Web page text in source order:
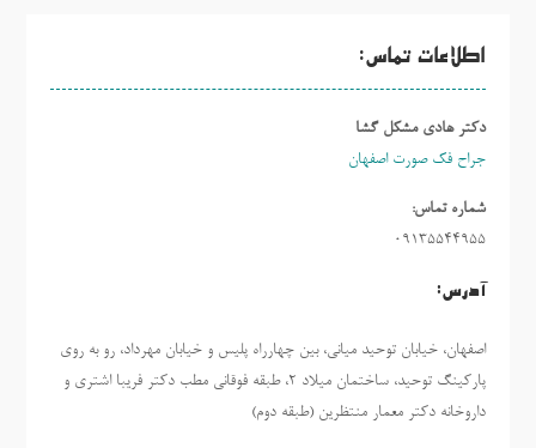
اطلاعات تماس:
دکتر هادی مشکل گشا
جراح فک صورت اصفهان
شماره تماس:
09135544955
آدرس:
اصفهان، خیابان توحید میانی، بین چهارراه پلیس و خیابان مهرداد، رو به روی
پارکینگ توحید، ساختمان میلاد ٢، طبقه فوقانی مطب دکتر فریبا اشتری و
داروخانه دکتر معمار منتظرین (طبقه دوم)